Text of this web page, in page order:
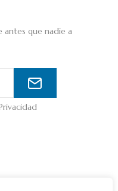
antes que nadie a